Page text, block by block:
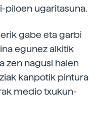
piloen ugaritasuna.
gabe eta garbi
egunez alkitik
zen nagusi haien
kanpotik pintura
medio txukun-